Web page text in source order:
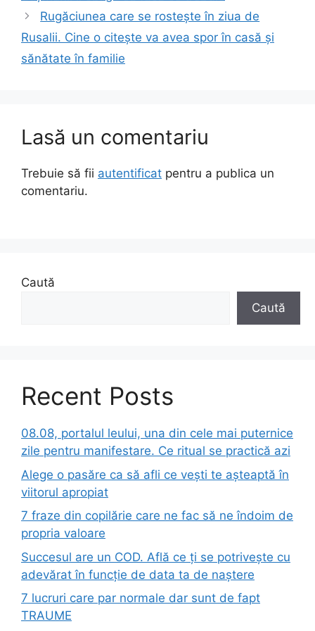
Rugăciunea care se rostește în ziua de
Rusalii. Cine o citește va avea spor în casă și
sănătate în familie
Lasă un comentariu
Trebuie să fii autentificat pentru a publica un
comentariu.
Caută
Caută
Recent Posts
08.08, portalul leului, una din cele mai puternice
zile pentru manifestare. Ce ritual se practică azi
Alege o pasăre ca să afli ce vești te așteaptă în
viitorul apropiat
7 fraze din copilărie care ne fac să ne îndoim de
propria valoare
Succesul are un COD. Află ce ți se potrivește cu
adevărat în funcție de data ta de naștere
7 lucruri care par normale dar sunt de fapt
TRAUME